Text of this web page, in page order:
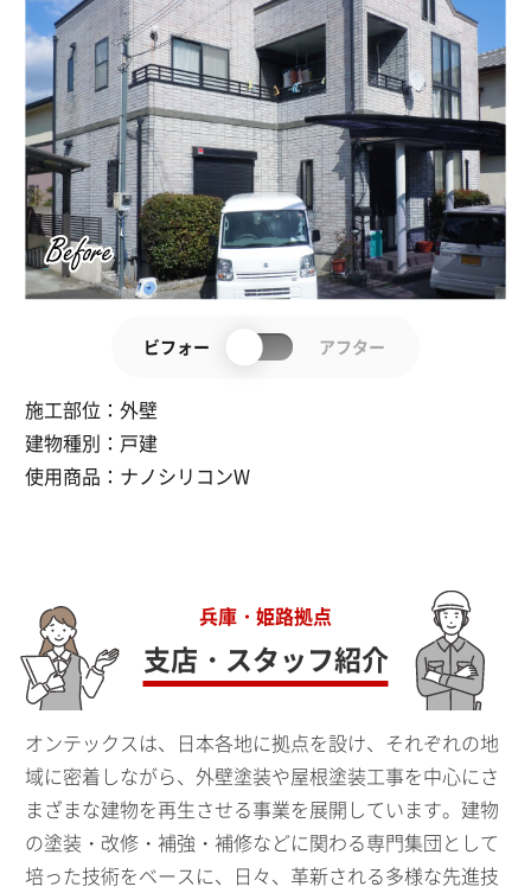
施工部位：外壁
建物種別： 戸建
使用商品： ナノシリコンW
ビフォー アフター
兵庫・姫路拠点
支店・スタッフ紹介
オンテックスは、日本各地に拠点を設け、それぞれの地
域に密着しながら、外壁塗装や屋根塗装工事を中心にさ
まざまな建物を再生させる事業を展開しています。建物
の塗装・改修・補強・補修などに関わる専門集団として
培った技術をベースに、日々、革新される多様な先進技